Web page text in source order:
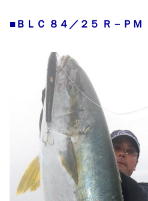
■ＢＬＣ ８４／２５ Ｒ－